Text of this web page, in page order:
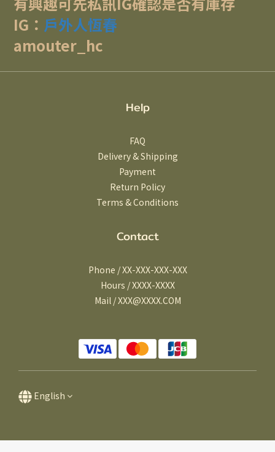
IG： 戶外人恆春
amouter_hc
Help
FAQ
Delivery & Shipping
Payment
Return Policy
Terms & Conditions
Contact
Phone / XX-XXX-XXX-XXX
Hours / XXXX-XXXX
Mail / XXX@XXXX.COM
English